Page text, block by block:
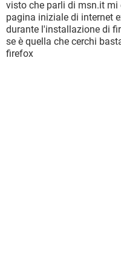
visto che parli di msn.it mi
pagina iniziale di internet
durante l'installazione di
se è quella che cerchi
firefox